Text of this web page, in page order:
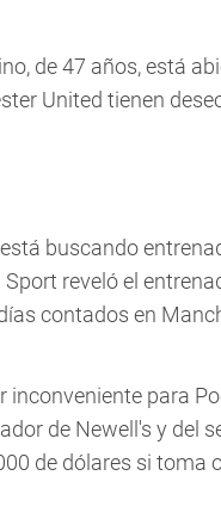
de 47 años, está
United tienen
buscando
Sport reveló el
contados en
inconveniente para
de Newell's y del
de dólares si toma